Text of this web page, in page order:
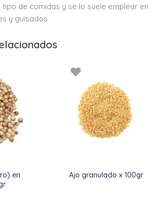
de comidas y se lo suele emplear en
y guisados
en
Ajo granulado x 100gr